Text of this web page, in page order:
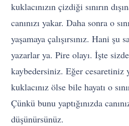
kuklacınızın çizdiği sınırın
canınızı yakar. Daha sonra o
yaşamaya çalışırsınız. Hani şu
yazarlar ya. Pire olayı. İşte
kaybedersiniz. Eğer cesaretiniz
kuklacınız ölse bile hayatı o
Çünkü bunu yaptığınızda
düşünürsünüz.